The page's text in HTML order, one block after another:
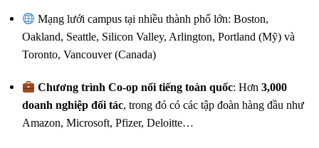
Mạng lưới campus tại nhiều thành phố lớn: Boston,
Oakland, Seattle, Silicon Valley, Arlington, Portland (Mỹ) và
Toronto, Vancouver (Canada)
Chương trình Co-op nổi tiếng toàn quốc: Hơn3,000
doanh nghiệp đối tác, trong đó có các tập đoàn hàng đầu như
Amazon, Microsoft, Pfizer, Deloitte…